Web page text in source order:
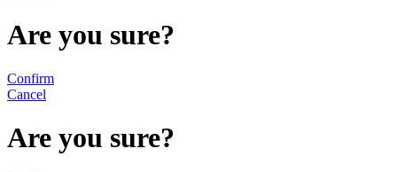
Are you sure?
Confirm
Cancel
Are you sure?